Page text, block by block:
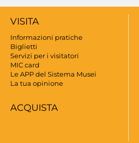
VISITA
Informazioni pratiche
Biglietti
Servizi per i visitatori
MIC card
Le APP del Sistema Musei
La tua opinione
ACQUISTA